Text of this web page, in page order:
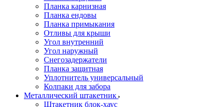
Планка карнизная
Планка ендовы
Планка примыкания
Отливы для крыши
Угол внутренний
Угол наружный
Снегозадержатели
Планка защитная
Уплотнитель универсальный
Колпаки для забора
Металлический штакетник
Штакетник блок-хаус